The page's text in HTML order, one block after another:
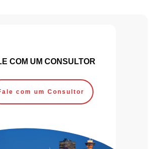
COM UM CONSULTOR
com um Consultor